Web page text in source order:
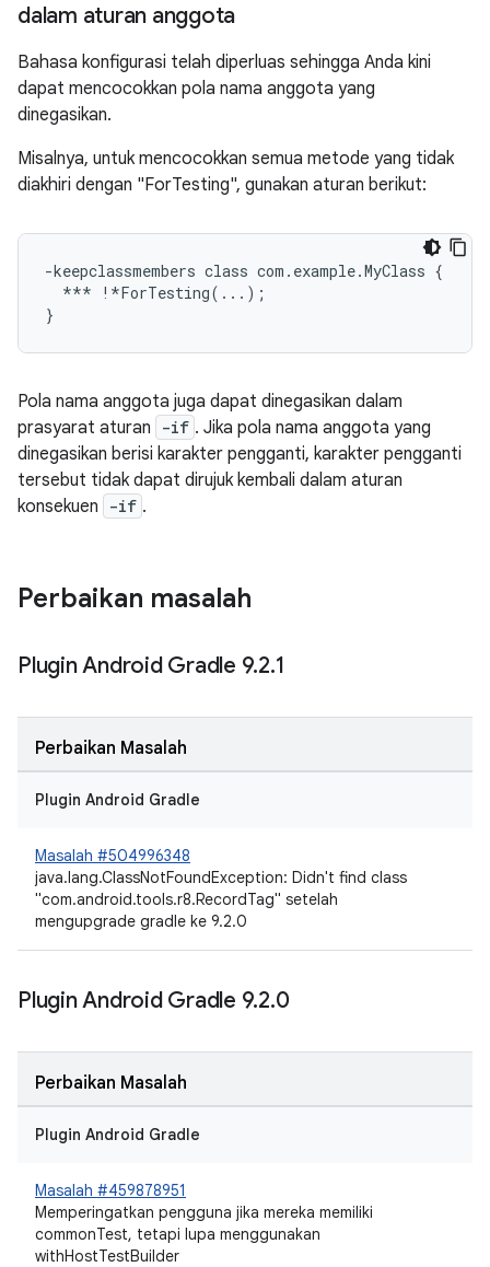
dalam aturan anggota
Bahasa konfigurasi telah diperluas sehingga Anda kini
dapat mencocokkan pola nama anggota yang
dinegasikan.
Misalnya, untuk mencocokkan semua metode yang tidak
diakhiri dengan "ForTesting", gunakan aturan berikut:
-keepclassmembers class com.example.MyClass {
  *** !*ForTesting(...);
Pola nama anggota juga dapat dinegasikan dalam
prasyarat aturan
-if . Jika pola nama anggota yang
dinegasikan berisi karakter pengganti, karakter pengganti
tersebut tidak dapat dirujuk kembali dalam aturan
konsekuen
-if .
Perbaikan masalah
Plugin Android Gradle 9.2.1
Perbaikan Masalah
Plugin Android Gradle
Masalah #504996348
java.lang.ClassNotFoundException: Didn't find class
"com.android.tools.r8.RecordTag" setelah
mengupgrade gradle ke 9.2.0
Plugin Android Gradle 9.2.0
Perbaikan Masalah
Plugin Android Gradle
Masalah #459878951
Memperingatkan pengguna jika mereka memiliki
commonTest, tetapi lupa menggunakan
withHostTestBuilder